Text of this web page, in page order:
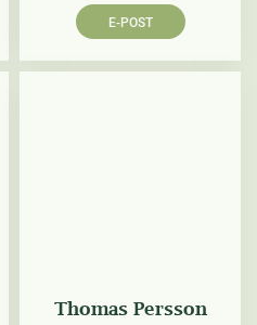
E-POST
Thomas Persson